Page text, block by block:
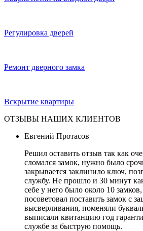
Регулировка дверей
Ремонт дверного замка
Вскрытие квартиры
ОТЗЫВЫ НАШИХ КЛИЕНТОВ
Евгений Протасов
Решил оставить отзыв так как
сломался замок, нужно было
закрывается заклинило ключ,
службу. Не прошло и 30 минут
себе у него было около 10 замков,
посоветовал поставить замок с
высверливания, поменяли
выписали квитанцию год
службе за быструю помощь.